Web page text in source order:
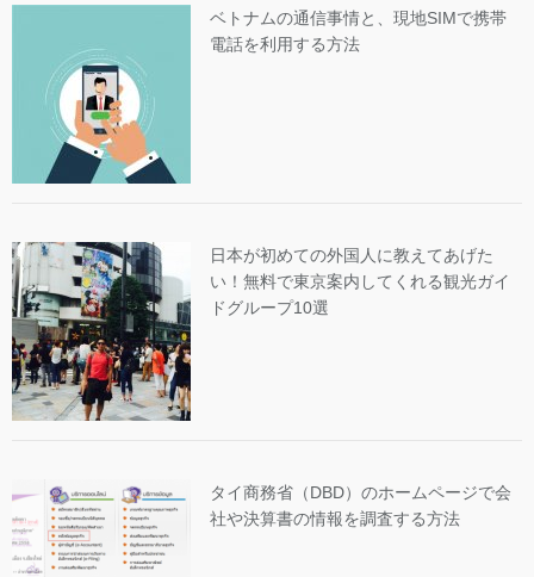
ベトナムの通信事情と、現地SIMで携帯
電話を利用する方法
日本が初めての外国人に教えてあげた
い！無料で東京案内してくれる観光ガイ
ドグループ10選
タイ商務省（DBD）のホームページで会
社や決算書の情報を調査する方法